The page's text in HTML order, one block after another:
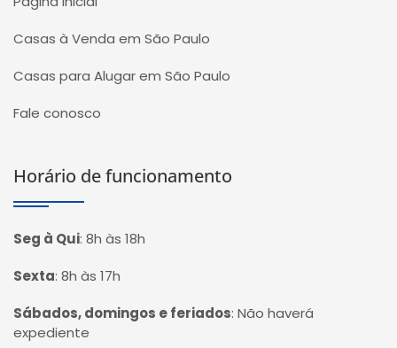
Casas à Venda em São Paulo
Casas para Alugar em São Paulo
Fale conosco
Horário de funcionamento
Seg à Qui: 8h às 18h
Sexta: 8h às 17h
Sábados, domingos e feriados: Não haverá
expediente